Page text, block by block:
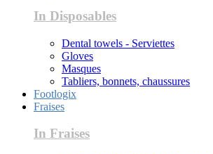
In Disposables
Dental towels - Serviettes
Gloves
Masques
Tabliers, bonnets, chaussures
Footlogix
Fraises
In Fraises